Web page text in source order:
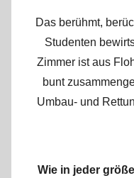
Das berühmt,
Studenten
Zimmer ist aus
bunt
Umbau- und
Wie in jeder